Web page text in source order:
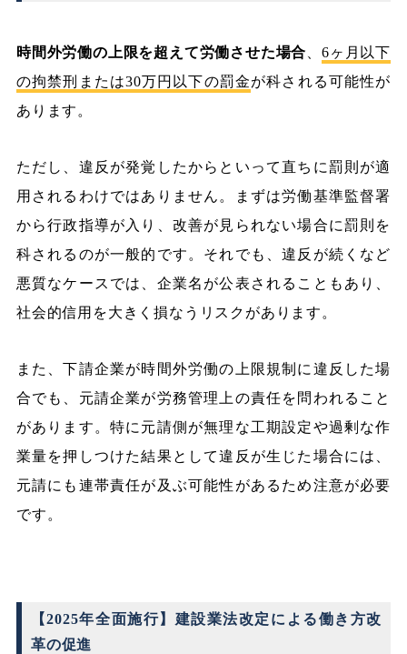
時間外労働の上限を超えて労働させた場合 、6ヶ月以下
の拘禁刑または30万円以下の罰金が科される可能性が
あります。
ただし、違反が発覚したからといって直ちに罰則が適
用されるわけではありません。まずは労働基準監督署
から行政指導が入り、改善が見られない場合に罰則を
科されるのが一般的です。それでも、違反が続くなど
悪質なケースでは、企業名が公表されることもあり、
社会的信用を大きく損なうリスクがあります。
また、下請企業が時間外労働の上限規制に違反した場
合でも、元請企業が労務管理上の責任を問われること
があります。特に元請側が無理な工期設定や過剰な作
業量を押しつけた結果として違反が生じた場合には、
元請にも連帯責任が及ぶ可能性があるため注意が必要
です。
【2025年全面施行】建設業法改定による働き方改
革の促進